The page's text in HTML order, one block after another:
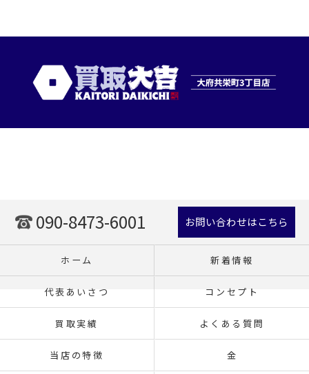
090-8473-6001 お問い合わせはこちら
ホーム 新着情報
代表あいさつ コンセプト
買取実績 よくある質問
当店の特徴 金